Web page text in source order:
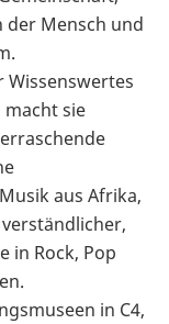
der Mensch und
sie
aus Afrika,
in Rock, Pop
in C4,